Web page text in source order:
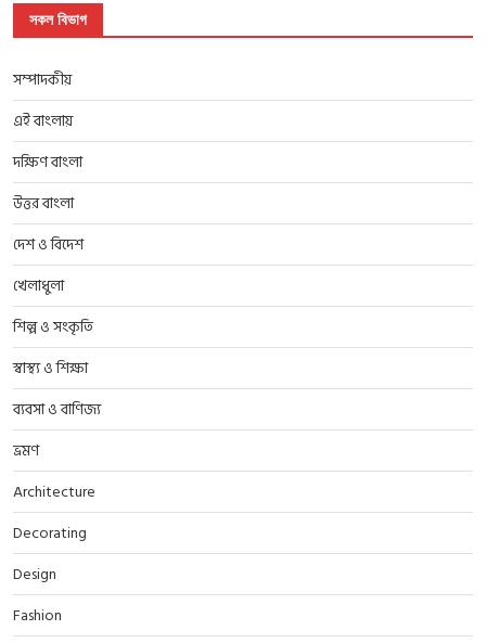
সকল বিভাগ
সম্পাদকীয়
এই বাংলায়
দক্ষিণ বাংলা
উত্তর বাংলা
দেশ ও বিদেশ
খেলাধুলা
শিল্প ও সংকৃতি
স্বাস্থ্য ও শিক্ষা
ব্যবসা ও বাণিজ্য
ভ্রমণ
Architecture
Decorating
Design
Fashion